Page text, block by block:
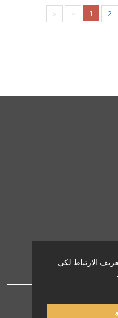
الارتباط لكي
« < 1 2